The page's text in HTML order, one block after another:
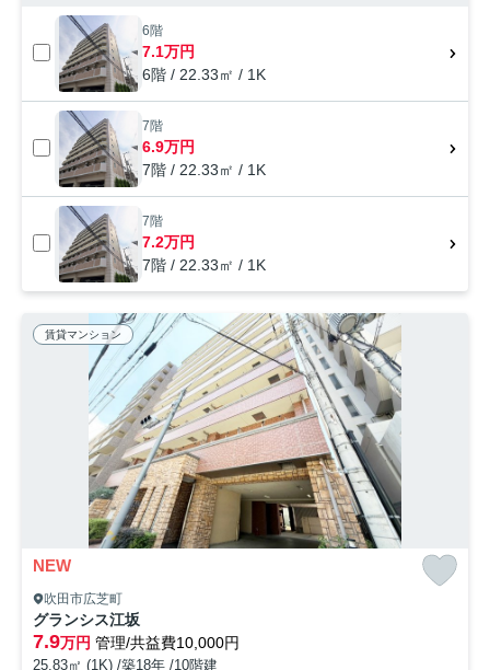
6階
7.1万円
6階 / 22.33㎡ / 1K
7階
6.9万円
7階 / 22.33㎡ / 1K
7階
7.2万円
7階 / 22.33㎡ / 1K
賃貸マンション
NEW
吹田市広芝町
グランシス江坂
7.9万円 管理/共益費10,000円
25.83㎡ (1K) /築18年 /10階建